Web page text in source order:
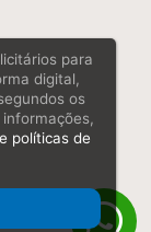
para
digital,
os
políticas de